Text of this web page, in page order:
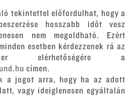
tekintettel előfordulhat, hogy a
hosszabb időt vesz
nem megoldható. Ezért
esetben kérdezzenek rá az
elérhetőségére a
címen.
a jogot arra, hogy ha az adott
vagy ideiglenesen egyáltalán